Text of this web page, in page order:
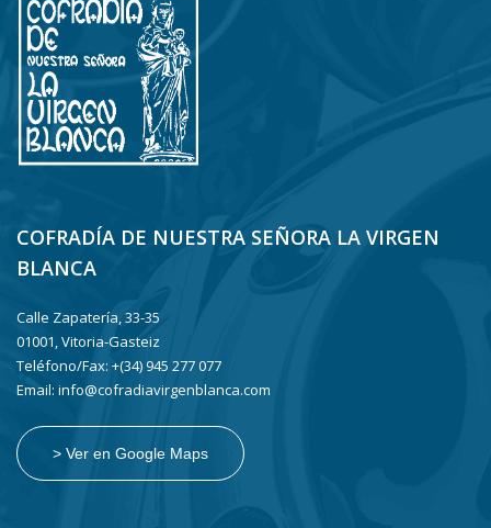
COFRADÍA DE NUESTRA SEÑORA LA VIRGEN
BLANCA
Calle Zapatería, 33-35
01001, Vitoria-Gasteiz
Teléfono/Fax: +(34) 945 277 077
Email: info@cofradiavirgenblanca.com
> Ver en Google Maps